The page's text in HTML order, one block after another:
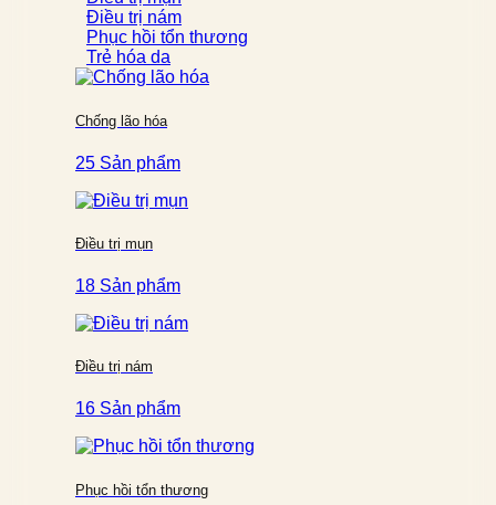
Điều trị nám
Phục hồi tổn thương
Trẻ hóa da
Chống lão hóa
25 Sản phẩm
Điều trị mụn
18 Sản phẩm
Điều trị nám
16 Sản phẩm
Phục hồi tổn thương